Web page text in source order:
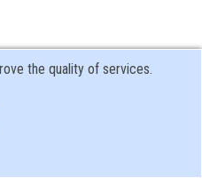
the quality of services.